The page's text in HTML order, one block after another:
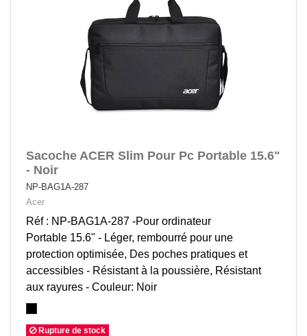
Sacoche ACER Slim Pour Pc Portable 15.6"
- Noir
NP-BAG1A-287
Acer
Réf : NP-BAG1A-287 -Pour ordinateur
Portable 15.6" - Léger, rembourré pour une
protection optimisée, Des poches pratiques et
accessibles - Résistant à la poussière, Résistant
aux rayures - Couleur: Noir
Rupture de stock